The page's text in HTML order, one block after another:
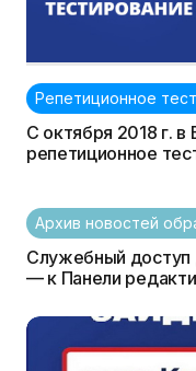
Репетиционное
С октября 2018 г. в
репетиционное
Архив новостей
Служебный доступ
— к Панели